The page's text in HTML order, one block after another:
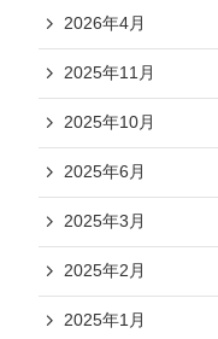
2026年4月
2025年11月
2025年10月
2025年6月
2025年3月
2025年2月
2025年1月